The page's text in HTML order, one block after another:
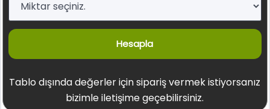
Hesapla
Tablo dışında değerler için sipariş vermek istiyorsanız
bizimle iletişime geçebilirsiniz.